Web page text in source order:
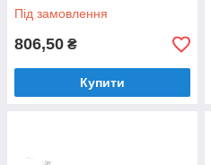
Під замовлення
806,50 ₴
Купити